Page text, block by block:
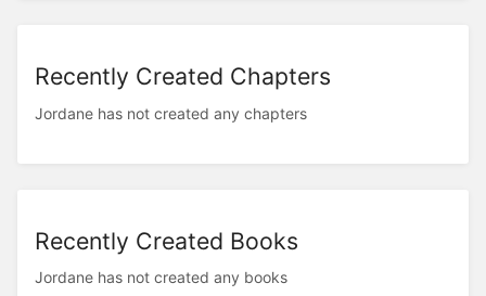
Recently Created Chapters
Jordane has not created any chapters
Recently Created Books
Jordane has not created any books